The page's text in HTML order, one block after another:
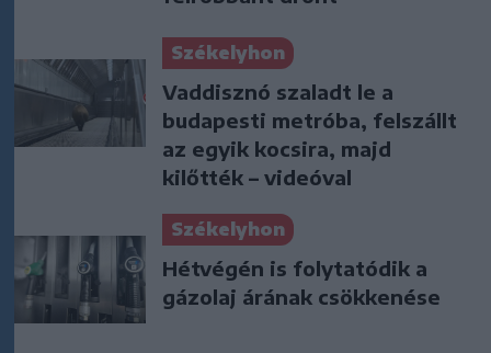
Székelyhon
Vaddisznó szaladt le a
budapesti metróba, felszállt
az egyik kocsira, majd
kilőtték – videóval
Székelyhon
Hétvégén is folytatódik a
gázolaj árának csökkenése